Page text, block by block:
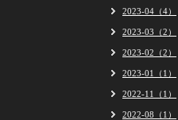
2023-04（4）
2023-03（2）
2023-02（2）
2023-01（1）
2022-11（1）
2022-08（1）